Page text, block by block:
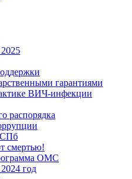
гарантиями
ВИЧ-инфекции
распорядка
смертью!
ОМС
год